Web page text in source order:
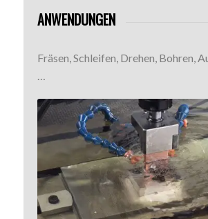
ANWENDUNGEN
Fräsen, Schleifen, Drehen, Bohren,
…